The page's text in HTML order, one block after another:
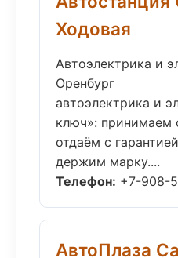
Ходовая
Автоэлектрика и
Оренбург
автоэлектрика и
ключ»: принимаем
отдаём с
держим марку....
Телефон: +7-908-
АвтоПлаза